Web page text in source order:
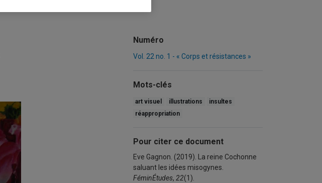
Numéro
Vol. 22 no. 1 - « Corps et résistances »
Mots-clés
art visuel illustrations
insultes
réappropriation
Pour citer ce document
Eve Gagnon. (2019). La reine Cochonne
saluant les idées misogynes.
FéminÉtudes, 22(1).